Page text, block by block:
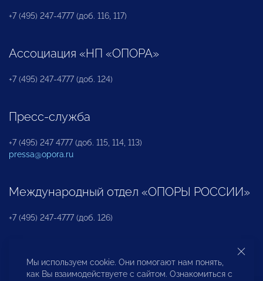
+7 (495) 247-4777 (доб. 116, 117)
Ассоциация «НП «ОПОРА»
+7 (495) 247-4777 (доб. 124)
Пресс-служба
+7 (495) 247 4777 (доб. 115, 114, 113)
pressa@opora.ru
Международный отдел «ОПОРЫ РОССИИ»
+7 (495) 247-4777 (доб. 126)
Бюро по защите прав предпринимателей и
инвесторов
Мы используем cookie. Они помогают нам понять,
как Вы взаимодействуете с сайтом. Ознакомиться с